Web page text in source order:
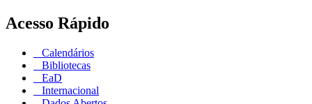
Acesso Rápido
Calendários
Bibliotecas
EaD
Internacional